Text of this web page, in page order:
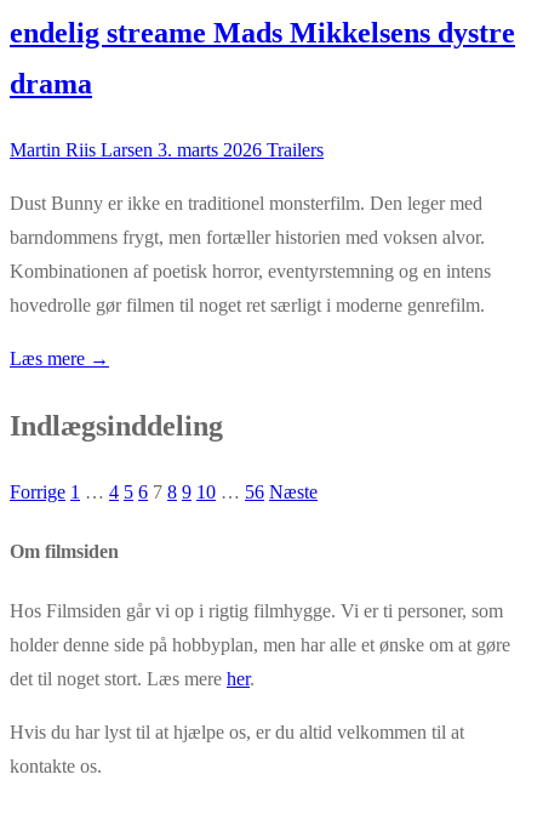
endelig streame Mads Mikkelsens dystre
drama
Martin Riis Larsen 3. marts 2026 Trailers
Dust Bunny er ikke en traditionel monsterfilm. Den leger med
barndommens frygt, men fortæller historien med voksen alvor.
Kombinationen af poetisk horror, eventyrstemning og en intens
hovedrolle gør filmen til noget ret særligt i moderne genrefilm.
Læs mere →
Indlægsinddeling
Forrige 1 … 4 5 6 7 8 9 10 … 56 Næste
Om filmsiden
Hos Filmsiden går vi op i rigtig filmhygge. Vi er ti personer, som
holder denne side på hobbyplan, men har alle et ønske om at gøre
det til noget stort. Læs mere her.
Hvis du har lyst til at hjælpe os, er du altid velkommen til at
kontakte os.